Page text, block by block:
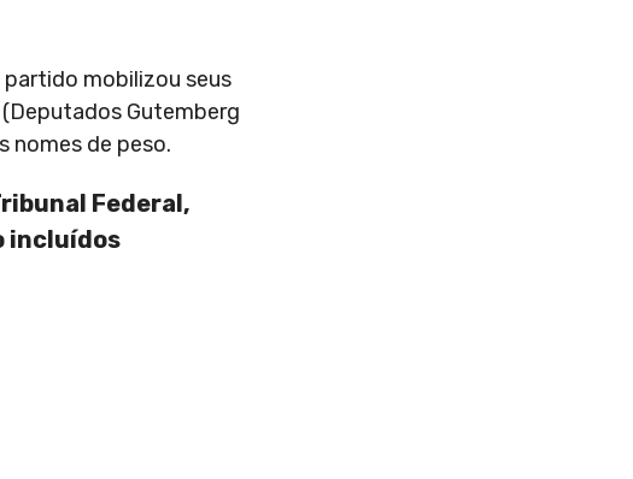
partido mobilizou seus
Gutemberg
nomes de peso.
Federal,
incluídos